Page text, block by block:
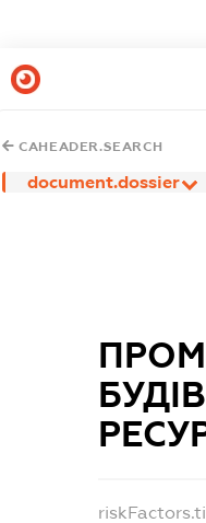
CAHEADER.SEARCH
document.dossier